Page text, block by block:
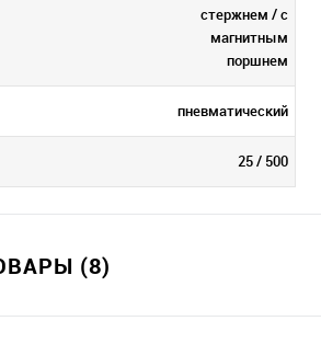
стержнем / с
магнитным
поршнем
пневматический
25 / 500
(8)